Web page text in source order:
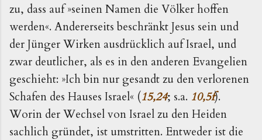
zu, dass auf »seinen Namen die Völker hoffen
werden«. Andererseits beschränkt Jesus sein und
der Jünger Wirken ausdrücklich auf Israel, und
zwar deutlicher, als es in den anderen Evangelien
geschieht: »Ich bin nur gesandt zu den verlorenen
Schafen des Hauses Israel« (15,24; s.a. 10,5f).
Worin der Wechsel von Israel zu den Heiden
sachlich gründet, ist umstritten. Entweder ist die